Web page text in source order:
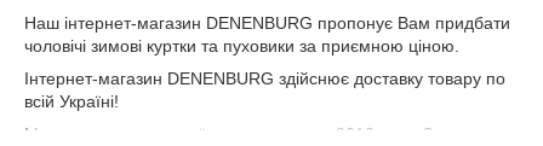
Наш інтернет-магазин DENENBURG пропонує Вам придбати
чоловічі зимові куртки та пуховики за приємною ціною.
Інтернет-магазин DENENBURG здійснює доставку товару по
всій Україні!
Ми працюємо на українському ринку з 2012 року. За роки